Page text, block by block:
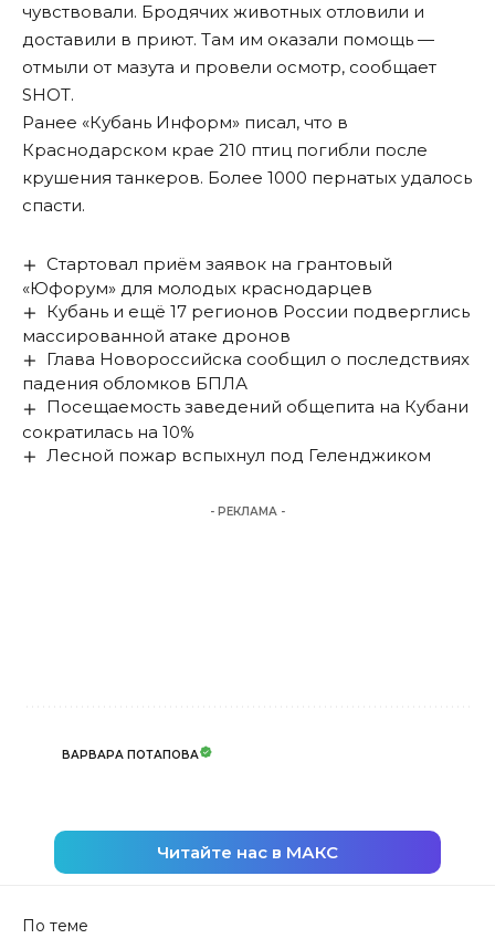
чувствовали. Бродячих животных отловили и
доставили в приют. Там им оказали помощь —
отмыли от мазута и провели осмотр, сообщает
SHOT.
Ранее «Кубань Информ» писал, что в
Краснодарском крае 210 птиц погибли после
крушения танкеров. Более 1000 пернатых удалось
спасти.
Стартовал приём заявок на грантовый
«Юфорум» для молодых краснодарцев
Кубань и ещё 17 регионов России подверглись
массированной атаке дронов
Глава Новороссийска сообщил о последствиях
падения обломков БПЛА
Посещаемость заведений общепита на Кубани
сократилась на 10%
Лесной пожар вспыхнул под Геленджиком
- РЕКЛАМА -
ВАРВАРА ПОТАПОВА
Читайте нас в МАКС
По теме